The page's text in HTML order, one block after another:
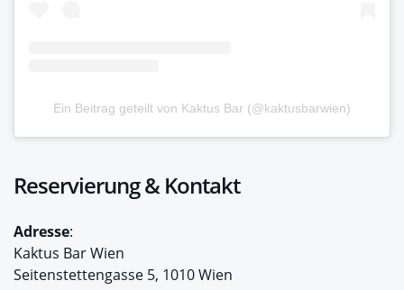
Ein Beitrag geteilt von Kaktus Bar (@kaktusbarwien)
Reservierung & Kontakt
Adresse:
Kaktus Bar Wien
Seitenstettengasse 5, 1010 Wien